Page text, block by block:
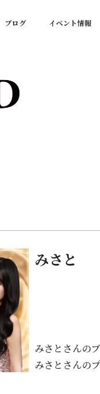
ブログ イベント情報
みさと
みさとさんの
みさとさんの